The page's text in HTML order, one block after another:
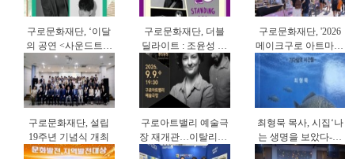
구로문화재단, ‘이달
의 공연 <사운드트립
>’ 9월 공연 개최
구로문화재단, 더블
딜라이트 : 조윤성 트
리오 & 스탠딩 에그
개최
구로문화재단, '2026
메이크구로 아트마켓'
참가자 모집
구로문화재단, 설립
19주년 기념식 개최
구로아트밸리 예술극
장 재개관…이탈리아·
한국 협연 '별들의 투
최형묵 목사, 시집‘나
는 생명을 보았다-기
다림의 시간들-’출간